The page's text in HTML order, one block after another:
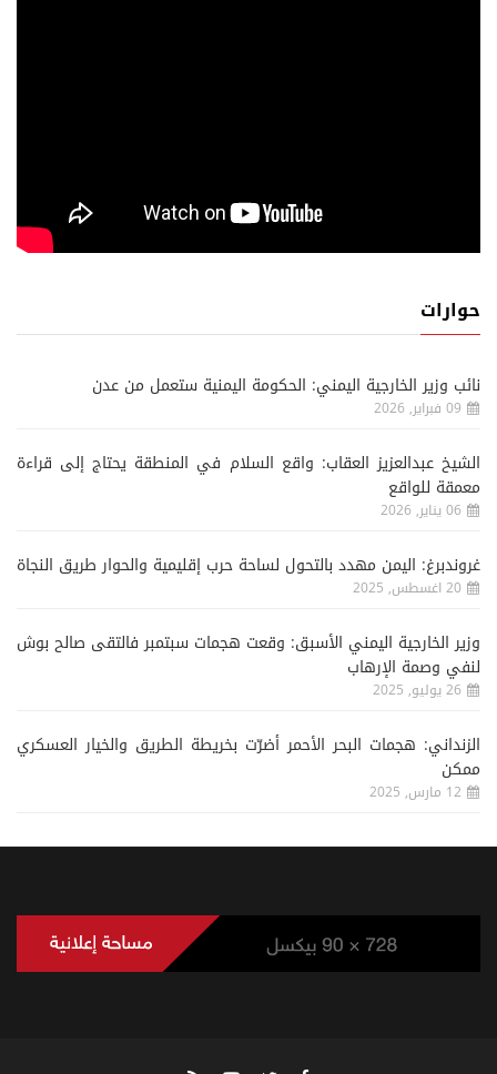
حوارات
نائب وزير الخارجية اليمني: الحكومة اليمنية ستعمل من عدن
09 فبراير, 2026
الشيخ عبدالعزيز العقاب: واقع السلام في المنطقة يحتاج إلى قراءة
معمقة للواقع
06 يناير, 2026
غروندبرغ: اليمن مهدد بالتحول لساحة حرب إقليمية والحوار طريق النجاة
20 اغسطس, 2025
وزير الخارجية اليمني الأسبق: وقعت هجمات سبتمبر فالتقى صالح بوش
لنفي وصمة الإرهاب
26 يوليو, 2025
الزنداني: هجمات البحر الأحمر أضرّت بخريطة الطريق والخيار العسكري
ممكن
12 مارس, 2025